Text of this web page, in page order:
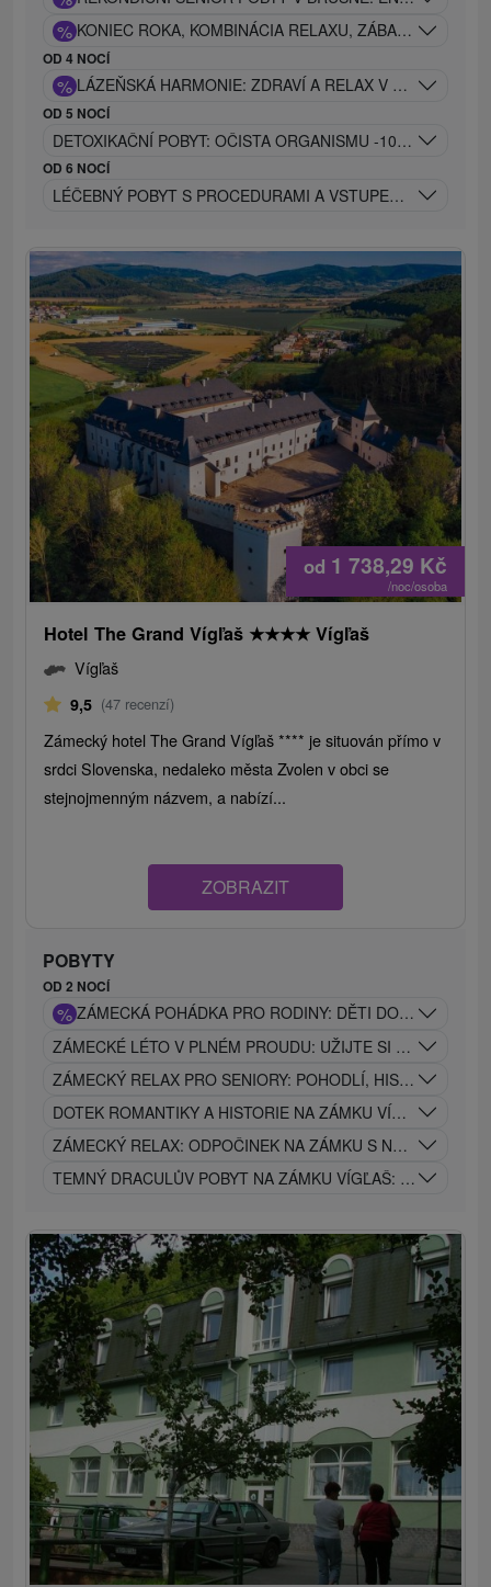
% KONIEC ROKA, KOMBINÁCIA RELAXU, ZÁBAVY A
OD 4 NOCÍ
% LÁZEŇSKÁ HARMONIE: ZDRAVÍ A RELAX V SRDCI
OD 5 NOCÍ
DETOXIKAČNÍ POBYT: OČISTA ORGANISMU -10
OD 6 NOCÍ
LÉČEBNÝ POBYT S PROCEDURAMI A VSTUPEM DO
od 1 738,29 Kč
/noc/osoba
Hotel The Grand Vígľaš ★★★★ Vígľaš
Vígľaš
9,5 (47 recenzí)
Zámecký hotel The Grand Vígľaš **** je situován přímo v
srdci Slovenska, nedaleko města Zvolen v obci se
stejnojmenným názvem, a nabízí...
ZOBRAZIT
POBYTY
OD 2 NOCÍ
% ZÁMECKÁ POHÁDKA PRO RODINY: DĚTI DO 12 LET
ZÁMECKÉ LÉTO V PLNÉM PROUDU: UŽIJTE SI VEČERY NA
ZÁMECKÝ RELAX PRO SENIORY: POHODLÍ, HISTORIE A
DOTEK ROMANTIKY A HISTORIE NA ZÁMKU VÍGĽAŠ
ZÁMECKÝ RELAX: ODPOČINEK NA ZÁMKU S NÁDECHEM
TEMNÝ DRACULŮV POBYT NA ZÁMKU VÍGĽAŠ: ZÁŽITEK